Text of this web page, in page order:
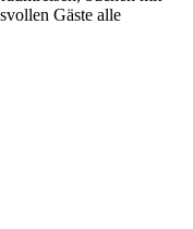
Gäste alle